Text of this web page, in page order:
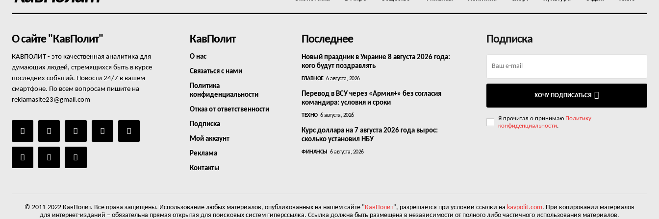
О сайте "КавПолит"
КАВПОЛИТ - это качественная аналитика для
думающих людей, стремящихся быть в курсе
последних событий. Новости 24/7 в вашем
смартфоне. По всем вопросам пишите на
reklamasite23@gmail.com
КавПолит
О нас
Связаться с нами
Политика
конфиденциальности
Отказ от ответственности
Подписка
Мой аккаунт
Реклама
Контакты
Последнее
Новый праздник в Украине 8 августа 2026 года:
кого будут поздравлять
ГЛАВНОЕ 6 августа, 2026
Перевод в ВСУ через «Армия+» без согласия
командира: условия и сроки
ТЕХНО 6 августа, 2026
Курс доллара на 7 августа 2026 года вырос:
сколько установил НБУ
ФИНАНСЫ 6 августа, 2026
Подписка
ХОЧУ ПОДПИСАТЬСЯ
Я прочитал о принимаю Политику
конфиденциальности.
© 2011-2022 КавПолит. Все права защищены. Использование любых материалов, опубликованных на нашем сайте " КавПолит", разрешается при условии ссылки на kavpolit.com. При копировании материалов
для интернет-изданий – обязательна прямая открытая для поисковых систем гиперссылка. Ссылка должна быть размещена в независимости от полного либо частичного использования материалов.